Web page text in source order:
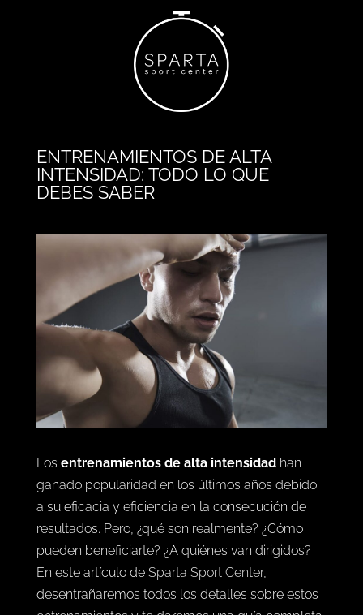
ENTRENAMIENTOS DE ALTA
INTENSIDAD: TODO LO QUE
DEBES SABER
Los entrenamientos de alta intensidadhan
ganado popularidad en los últimos años debido
a su eficacia y eficiencia en la consecución de
resultados. Pero, ¿qué son realmente? ¿Cómo
pueden beneficiarte? ¿A quiénes van dirigidos?
En este artículo de Sparta Sport Center,
desentrañaremos todos los detalles sobre estos